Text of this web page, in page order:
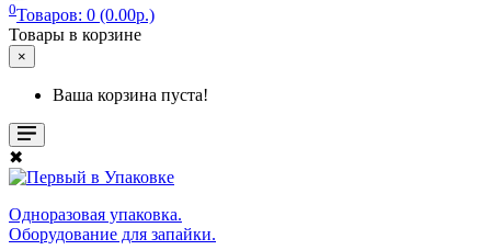
0Товаров: 0 (0.00р.)
Товары в корзине
×
Ваша корзина пуста!
✖
Одноразовая упаковка.
Оборудование для запайки.